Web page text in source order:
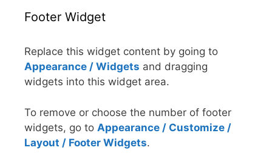
Footer Widget
Replace this widget content by going to
Appearance / Widgets and dragging
widgets into this widget area.
To remove or choose the number of footer
widgets, go to Appearance / Customize /
Layout / Footer Widgets.